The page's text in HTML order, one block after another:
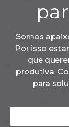
Somos
Por isso
que
produtiva.
para